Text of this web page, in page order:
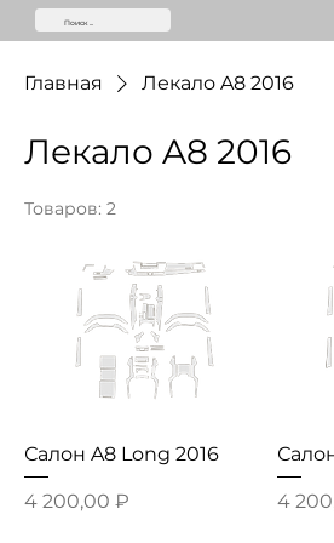
Главная Лекало A8 2016
Лекало A8 2016
Товаров: 2
Салон A8 Long 2016
Цена
4 200,00 ₽
Цена
4